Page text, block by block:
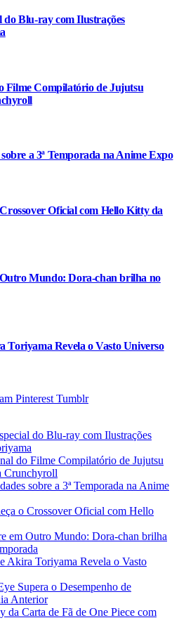
Blu-ray com Ilustrações
Filme Compilatório de Jujutsu
a 3ª Temporada na Anime Expo
Oficial com Hello Kitty da
Mundo: Dora-chan brilha no
Toriyama Revela o Vasto Universo
Pinterest Tumblr
do Blu-ray com Ilustrações
do Filme Compilatório de Jujutsu
Crunchyroll
sobre a 3ª Temporada na Anime
o Crossover Oficial com Hello
em Outro Mundo: Dora-chan brilha
Akira Toriyama Revela o Vasto
Supera o Desempenho de
Anterior
da Carta de Fã de One Piece com